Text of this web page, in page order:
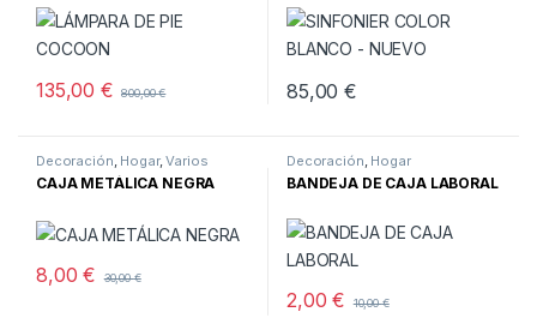
135,00€ 800,00€ 85,00€
Decoración, Hogar,Varios
CAJA METÁLICA NEGRA
8,00€ 30,00€
Decoración, Hogar
BANDEJA DE CAJA LABORAL
2,00€ 10,00€